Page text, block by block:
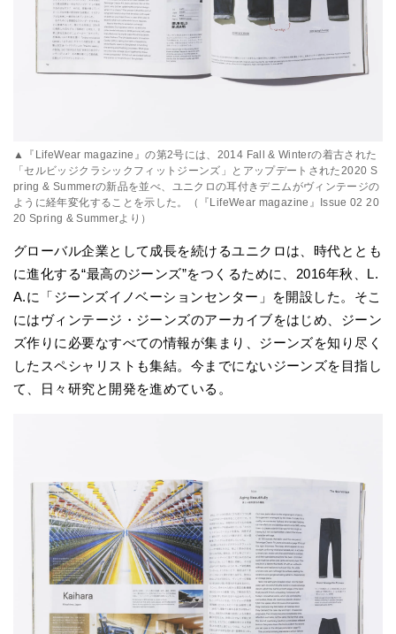
▲『LifeWear magazine』の第2号には、2014 Fall & Winterの着古された
「セルビッジクラシックフィットジーンズ」とアップデートされた2020 S
pring & Summerの新品を並べ、ユニクロの耳付きデニムがヴィンテージの
ように経年変化することを示した。（『LifeWear magazine』Issue 02 20
20 Spring & Summerより）
グローバル企業として成長を続けるユニクロは、時代ととも
に進化する“最高のジーンズ”をつくるために、2016年秋、L.
A.に「ジーンズイノベーションセンター」を開設した。そこ
にはヴィンテージ・ジーンズのアーカイブをはじめ、ジーン
ズ作りに必要なすべての情報が集まり、ジーンズを知り尽く
したスペシャリストも集結。今までにないジーンズを目指し
て、日々研究と開発を進めている。